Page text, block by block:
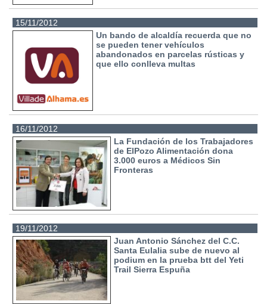
15/11/2012
Un bando de alcaldía recuerda que no
se pueden tener vehículos
abandonados en parcelas rústicas y
que ello conlleva multas
16/11/2012
La Fundación de los Trabajadores
de ElPozo Alimentación dona
3.000 euros a Médicos Sin
Fronteras
19/11/2012
Juan Antonio Sánchez del C.C.
Santa Eulalia sube de nuevo al
podium en la prueba btt del Yeti
Trail Sierra Espuña